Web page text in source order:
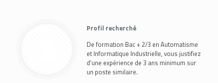
Profil recherché
De formation Bac + 2/3 en Automatisme
et Informatique Industrielle, vous justifiez
d’une expérience de 3 ans minimum sur
un poste similaire.